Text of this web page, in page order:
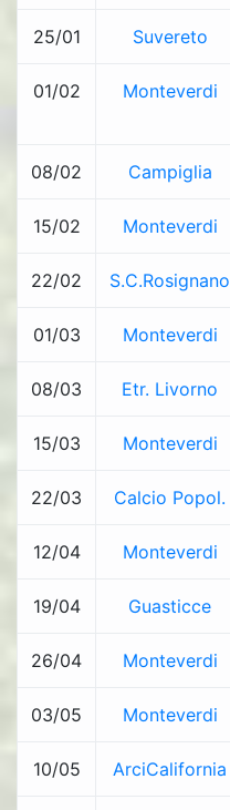
25/01 Suvereto
01/02 Monteverdi
08/02 Campiglia
15/02 Monteverdi
22/02 S.C.Rosignano
01/03 Monteverdi
08/03 Etr. Livorno
15/03 Monteverdi
22/03 Calcio Popol.
12/04 Monteverdi
19/04 Guasticce
26/04 Monteverdi
03/05 Monteverdi
10/05 ArciCalifornia